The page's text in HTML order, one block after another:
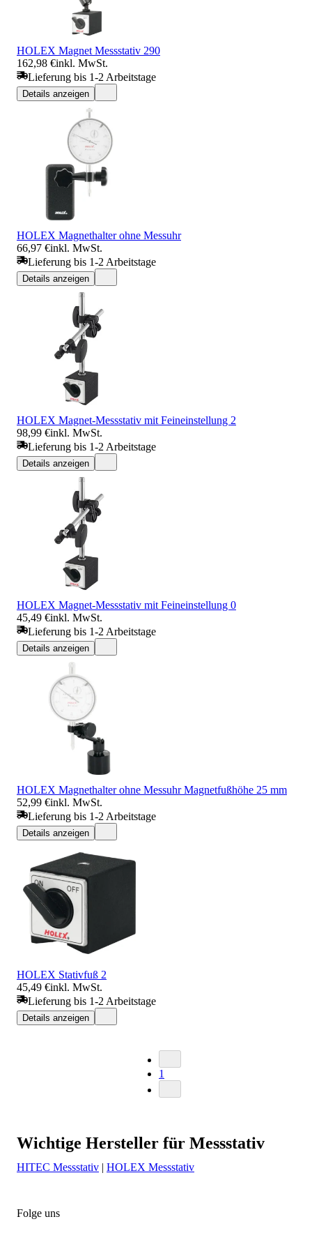
HOLEX Magnet Messstativ 290
162,98 €inkl. MwSt.
Lieferung bis 1-2 Arbeitstage
Details anzeigen
HOLEX Magnethalter ohne Messuhr
66,97 €inkl. MwSt.
Lieferung bis 1-2 Arbeitstage
Details anzeigen
HOLEX Magnet-Messstativ mit Feineinstellung 2
98,99 €inkl. MwSt.
Lieferung bis 1-2 Arbeitstage
Details anzeigen
HOLEX Magnet-Messstativ mit Feineinstellung 0
45,49 €inkl. MwSt.
Lieferung bis 1-2 Arbeitstage
Details anzeigen
HOLEX Magnethalter ohne Messuhr Magnetfußhöhe 25 mm
52,99 €inkl. MwSt.
Lieferung bis 1-2 Arbeitstage
Details anzeigen
HOLEX Stativfuß 2
45,49 €inkl. MwSt.
Lieferung bis 1-2 Arbeitstage
Details anzeigen
1
Wichtige Hersteller für Messstativ
HITEC Messstativ | HOLEX Messstativ
Folge uns